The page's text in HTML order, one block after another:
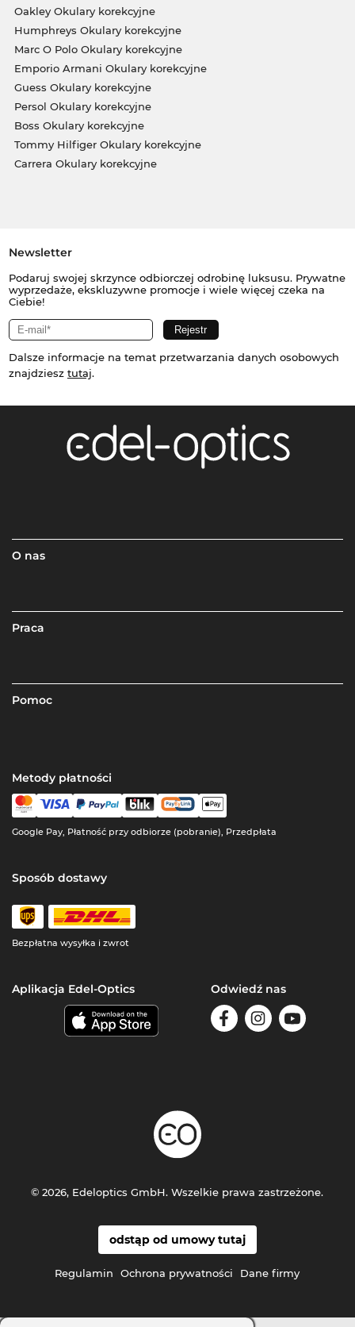
Oakley Okulary korekcyjne
Humphreys Okulary korekcyjne
Marc O Polo Okulary korekcyjne
Emporio Armani Okulary korekcyjne
Guess Okulary korekcyjne
Persol Okulary korekcyjne
Boss Okulary korekcyjne
Tommy Hilfiger Okulary korekcyjne
Carrera Okulary korekcyjne
Newsletter
Podaruj swojej skrzynce odbiorczej odrobinę luksusu. Prywatne
wyprzedaże, ekskluzywne promocje i wiele więcej czeka na
Ciebie!
Dalsze informacje na temat przetwarzania danych osobowych
znajdziesz tutaj.
O nas
Praca
Pomoc
Metody płatności
Google Pay, Płatność przy odbiorze (pobranie), Przedpłata
Sposób dostawy
Bezpłatna wysyłka i zwrot
Aplikacja Edel-Optics Odwiedź nas
odstąp od umowy tutaj
Regulamin Ochrona prywatności Dane firmy
© 2026, Edeloptics GmbH. Wszelkie prawa zastrzeżone.